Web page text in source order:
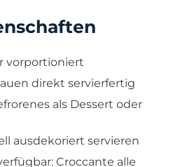
vorportioniert
direkt servierfertig
als Dessert oder
ausdekoriert servieren
Croccante alle